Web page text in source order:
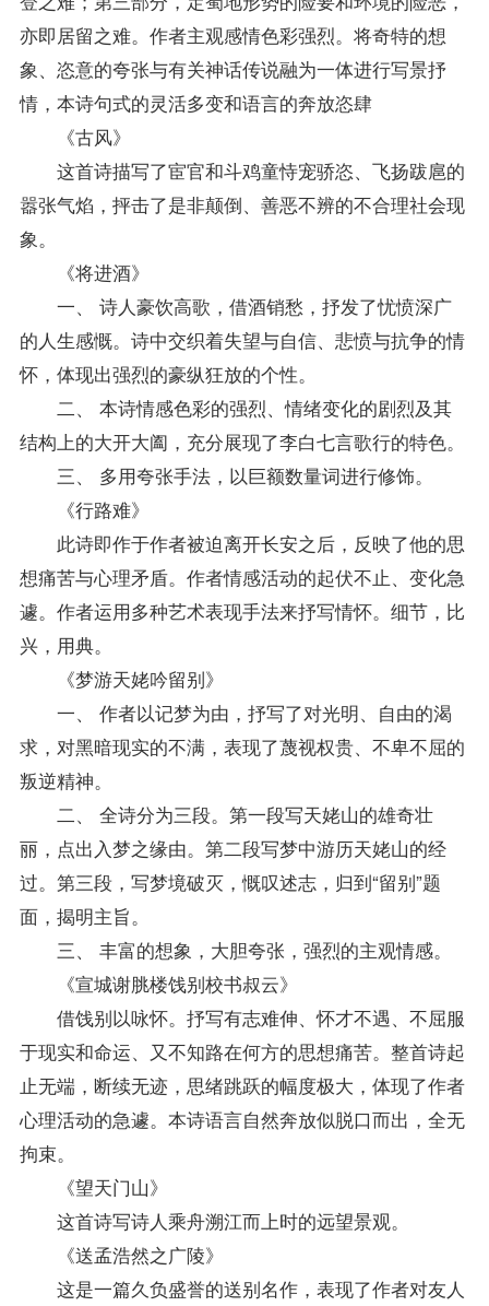
亦即居留之难。作者主观感情色彩强烈。将奇特的想
象、恣意的夸张与有关神话传说融为一体进行写景抒
情，本诗句式的灵活多变和语言的奔放恣肆
《古风》
这首诗描写了宦官和斗鸡童恃宠骄恣、飞扬跋扈的
嚣张气焰，抨击了是非颠倒、善恶不辨的不合理社会现
象。
《将进酒》
一、 诗人豪饮高歌，借酒销愁，抒发了忧愤深广
的人生感慨。诗中交织着失望与自信、悲愤与抗争的情
怀，体现出强烈的豪纵狂放的个性。
二、 本诗情感色彩的强烈、情绪变化的剧烈及其
结构上的大开大阖，充分展现了李白七言歌行的特色。
三、 多用夸张手法，以巨额数量词进行修饰。
《行路难》
此诗即作于作者被迫离开长安之后，反映了他的思
想痛苦与心理矛盾。作者情感活动的起伏不止、变化急
遽。作者运用多种艺术表现手法来抒写情怀。细节，比
兴，用典。
《梦游天姥吟留别》
一、 作者以记梦为由，抒写了对光明、自由的渴
求，对黑暗现实的不满，表现了蔑视权贵、不卑不屈的
叛逆精神。
二、 全诗分为三段。第一段写天姥山的雄奇壮
丽，点出入梦之缘由。第二段写梦中游历天姥山的经
过。第三段，写梦境破灭，慨叹述志，归到“留别”题
面，揭明主旨。
三、 丰富的想象，大胆夸张，强烈的主观情感。
《宣城谢脁楼饯别校书叔云》
借饯别以咏怀。抒写有志难伸、怀才不遇、不屈服
于现实和命运、又不知路在何方的思想痛苦。整首诗起
止无端，断续无迹，思绪跳跃的幅度极大，体现了作者
心理活动的急遽。本诗语言自然奔放似脱口而出，全无
拘束。
《望天门山》
这首诗写诗人乘舟溯江而上时的远望景观。
《送孟浩然之广陵》
这是一篇久负盛誉的送别名作，表现了作者对友人